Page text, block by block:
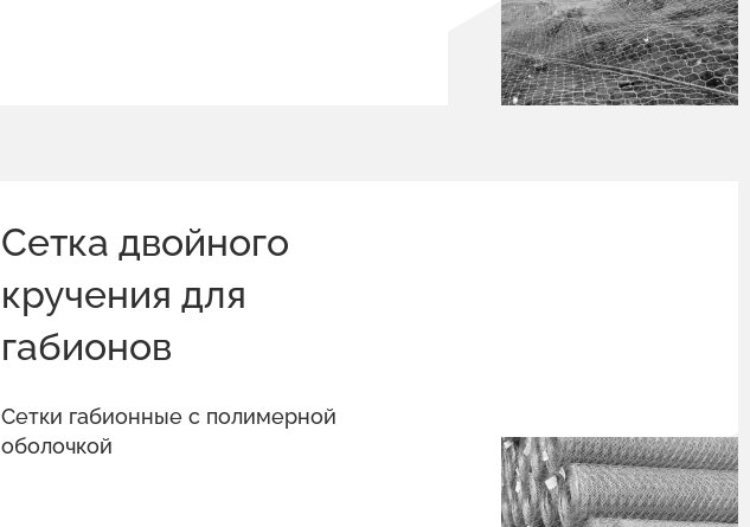
Сетка двойного
кручения для
габионов
Сетки габионные с полимерной
оболочкой